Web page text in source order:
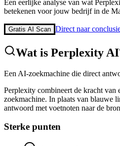
Een eerlijke analyse van wat
betekenen voor jouw bedrijf in de
Gratis AI Scan Direct naar
Wat is Perplexity AI
Een AI-zoekmachine die direct
Perplexity combineert de kracht van
zoekmachine. In plaats van blauwe
antwoord met voetnoten naar de
Sterke punten